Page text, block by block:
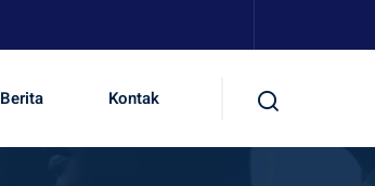
Berita Kontak